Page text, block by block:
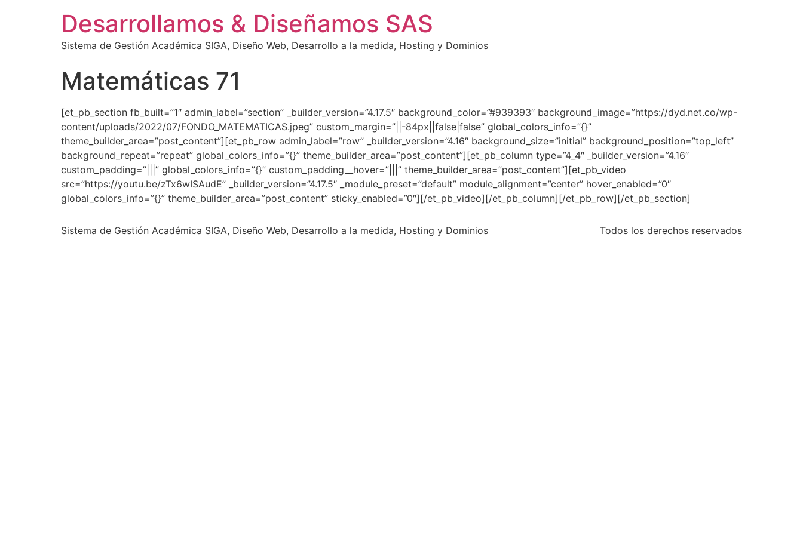
Desarrollamos & Diseñamos SAS
Sistema de Gestión Académica SIGA, Diseño Web, Desarrollo a la medida, Hosting y Dominios
Matemáticas 71
[et_pb_section fb_built=”1″ admin_label=”section” _builder_version=”4.17.5″ background_color=”#939393″ background_image=”https://dyd.net.co/wp-
content/uploads/2022/07/FONDO_MATEMATICAS.jpeg” custom_margin=”||-84px||false|false” global_colors_info=”{}”
theme_builder_area=”post_content”][et_pb_row admin_label=”row” _builder_version=”4.16″ background_size=”initial” background_position=”top_left”
background_repeat=”repeat” global_colors_info=”{}” theme_builder_area=”post_content”][et_pb_column type=”4_4″ _builder_version=”4.16″
custom_padding=”|||” global_colors_info=”{}” custom_padding__hover=”|||” theme_builder_area=”post_content”][et_pb_video
src=”https://youtu.be/zTx6wISAudE” _builder_version=”4.17.5″ _module_preset=”default” module_alignment=”center” hover_enabled=”0″
global_colors_info=”{}” theme_builder_area=”post_content” sticky_enabled=”0″][/et_pb_video][/et_pb_column][/et_pb_row][/et_pb_section]
Sistema de Gestión Académica SIGA, Diseño Web, Desarrollo a la medida, Hosting y Dominios Todos los derechos reservados